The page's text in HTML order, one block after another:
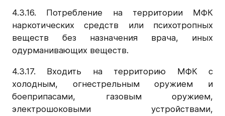
4.3.16. Потребление на территории МФК
наркотических средств или психотропных
веществ без назначения врача, иных
одурманивающих веществ.
4.3.17. Входить на территорию МФК с
холодным, огнестрельным оружием и
боеприпасами, газовым оружием,
электрошоковыми устройствами,